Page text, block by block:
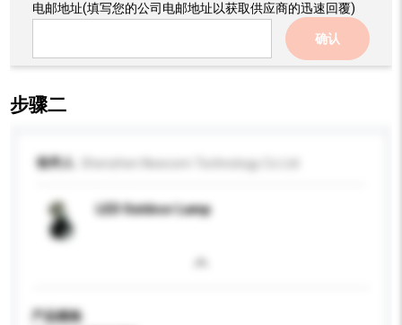
电邮地址(填写您的公司电邮地址以获取供应商的迅速回覆)
确认
步骤二
收件人
LED Outdoor Lamp
产品规格